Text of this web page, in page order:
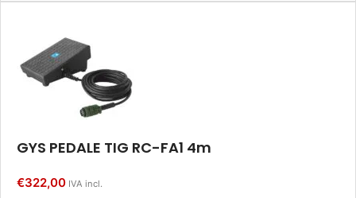
GYS PEDALE TIG RC-FA1 4m
€322,00 IVA incl.